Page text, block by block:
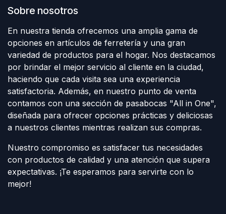
Sobre nosotros
En nuestra tienda ofrecemos una amplia gama de
opciones en artículos de ferretería y una gran
variedad de productos para el hogar. Nos destacamos
por brindar el mejor servicio al cliente en la ciudad,
haciendo que cada visita sea una experiencia
satisfactoria. Además, en nuestro punto de venta
contamos con una sección de pasabocas "All in One",
diseñada para ofrecer opciones prácticas y deliciosas
a nuestros clientes mientras realizan sus compras.
Nuestro compromiso es satisfacer tus necesidades
con productos de calidad y una atención que supera
expectativas. ¡Te esperamos para servirte con lo
mejor!